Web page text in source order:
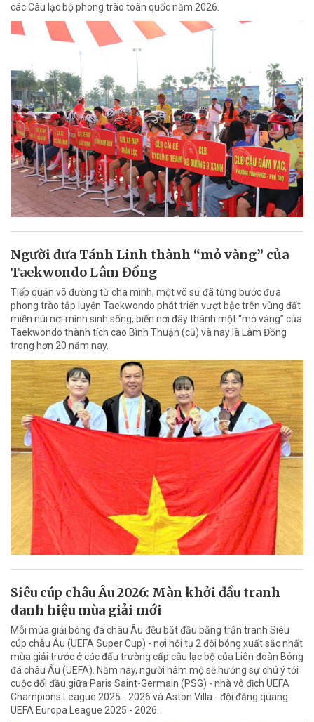
các Câu lạc bộ phong trào toàn quốc năm 2026.
Người đưa Tánh Linh thành “mỏ vàng” của
Taekwondo Lâm Đồng
Tiếp quản võ đường từ cha mình, một võ sư đã từng bước đưa
phong trào tập luyện Taekwondo phát triển vượt bậc trên vùng đất
miền núi nơi mình sinh sống, biến nơi đây thành một “mỏ vàng” của
Taekwondo thành tích cao Bình Thuận (cũ) và nay là Lâm Đồng
trong hơn 20 năm nay.
Siêu cúp châu Âu 2026: Màn khởi đầu tranh
danh hiệu mùa giải mới
Mỗi mùa giải bóng đá châu Âu đều bắt đầu bằng trận tranh Siêu
cúp châu Âu (UEFA Super Cup) - nơi hội tụ 2 đội bóng xuất sắc nhất
mùa giải trước ở các đấu trường cấp câu lạc bộ của Liên đoàn Bóng
đá châu Âu (UEFA). Năm nay, người hâm mộ sẽ hướng sự chú ý tới
cuộc đối đầu giữa Paris Saint-Germain (PSG) - nhà vô địch UEFA
Champions League 2025 - 2026 và Aston Villa - đội đăng quang
UEFA Europa League 2025 - 2026.